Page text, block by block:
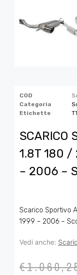
COD
Categoria
Etichette
SCARICO
1.8T 180 /
– 2006 –
Scarico Sportivo
1999 – 2006 –
Vedi anche:
€